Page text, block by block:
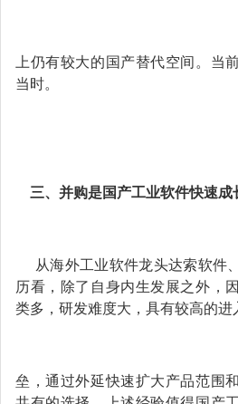
上仍有较大的国产替代空间。当
当时。
三、并购是国产工业软件快速成
从海外工业软件龙头达索软件
历看，除了自身内生发展之外，
类多，研发难度大，具有较高的进
垒，通过外延快速扩大产品范围